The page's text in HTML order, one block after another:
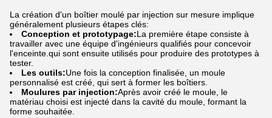
La création d'un boîtier moulé par injection sur mesure implique
généralement plusieurs étapes clés:
Conception et prototypage:La première étape consiste à
travailler avec une équipe d'ingénieurs qualifiés pour concevoir
l'enceinte.qui sont ensuite utilisés pour produire des prototypes à
tester.
Les outils:Une fois la conception finalisée, un moule
personnalisé est créé, qui sert à former les boîtiers.
Moulures par injection:Après avoir créé le moule, le
matériau choisi est injecté dans la cavité du moule, formant la
forme souhaitée.